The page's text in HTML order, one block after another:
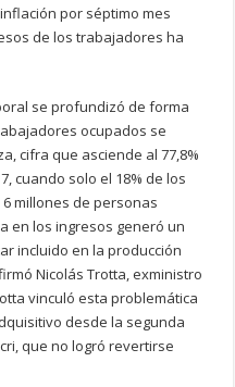
por séptimo mes
de los trabajadores ha
se profundizó de forma
ocupados se
cifra que asciende al 77,8%
cuando solo el 18% de los
millones de personas
en los ingresos generó un
incluido en la producción
Nicolás Trotta, exministro
vinculó esta problemática
desde la segunda
que no logró revertirse